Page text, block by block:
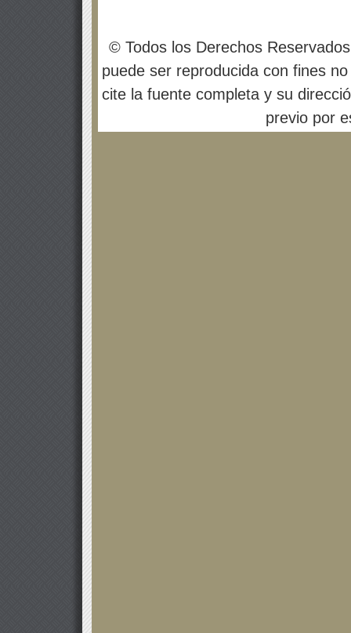
© Todos los Derechos
puede ser reproducida con fines
cite la fuente completa y su
previo por